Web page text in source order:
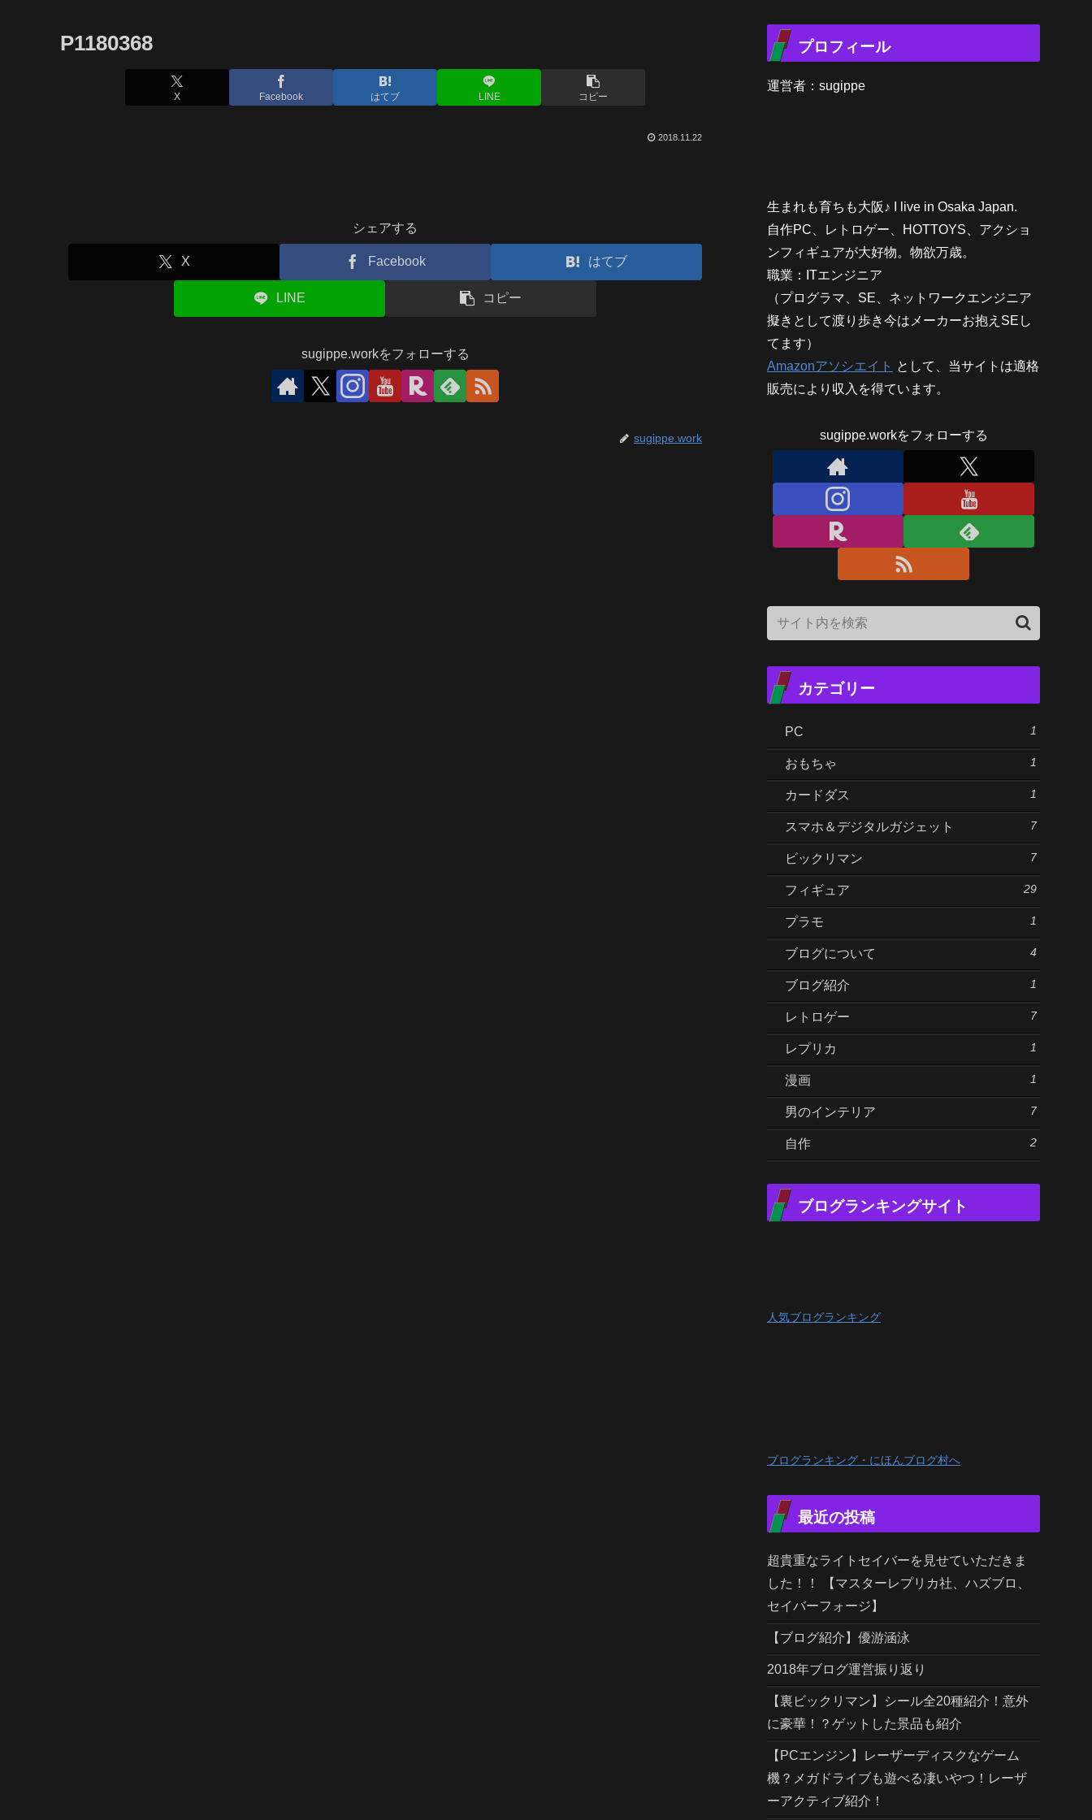
P1180368
X Facebook はてブ LINE コピー
2018.11.22
シェアする
X Facebook はてブ
LINE コピー
sugippe.workをフォローする
sugippe.work
プロフィール
運営者：sugippe
生まれも育ちも大阪♪ I live in Osaka Japan.
自作PC、レトロゲー、HOTTOYS、アクショ
ンフィギュアが大好物。物欲万歳。
職業：ITエンジニア
（プログラマ、SE、ネットワークエンジニア
擬きとして渡り歩き今はメーカーお抱えSEし
てます）
Amazonアソシエイト として、当サイトは適格
販売により収入を得ています。
sugippe.workをフォローする
カテゴリー
PC 1
おもちゃ 1
カードダス 1
スマホ＆デジタルガジェット 7
ビックリマン 7
フィギュア 29
プラモ 1
ブログについて 4
ブログ紹介 1
レトロゲー 7
レプリカ 1
漫画 1
男のインテリア 7
自作 2
ブログランキングサイト
人気ブログランキング
ブログランキング・にほんブログ村へ
最近の投稿
超貴重なライトセイバーを見せていただきま
した！！ 【マスターレプリカ社、ハズブロ、
セイバーフォージ】
【ブログ紹介】優游涵泳
2018年ブログ運営振り返り
【裏ビックリマン】シール全20種紹介！意外
に豪華！？ゲットした景品も紹介
【PCエンジン】レーザーディスクなゲーム
機？メガドライブも遊べる凄いやつ！レーザ
ーアクティブ紹介！